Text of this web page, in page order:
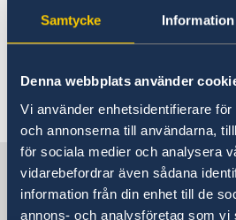
Samtycke Information
Denna webbplats använder
Vi använder enhetsidentifierare
och annonserna till användarna,
för sociala medier och analysera
vidarebefordrar även sådana
information från din enhet till de
annons- och analysföretag som vi
Pass utomlands
Gifta sig utomlands
Reseinformation
Ambassadens reseinformation
Allmänna säkerhetsläget
Terrorism
Naturförhållanden och
In- och utresebestämmelser
Hälso- och sjukvård
Lokala lagar och sedvänjor
Kriminalitet och personlig
Service för svenska företag
Handel med utlandet
Generella frågor om
Frågor och svar om hjälp
utomlands - på
På regeringen.se finns
information som gäller för
på vanliga frågor om hjälp
Sverige i Belize